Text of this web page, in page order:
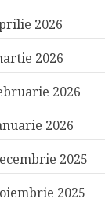
2026
2026
2026
2026
2025
2025